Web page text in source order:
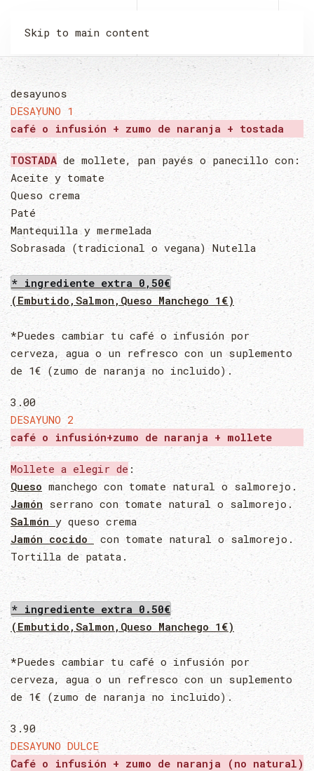
Skip to main content
LA MALQUERIDA
desayunos
DESAYUNO 1
café o infusión + zumo de naranja + tostada
TOSTADA de mollete, pan payés o panecillo con:
Aceite y tomate
Queso crema
Paté
Mantequilla y mermelada
Sobrasada (tradicional o vegana) Nutella
* ingrediente extra 0,50€
(Embutido,Salmon,Queso Manchego 1€)
*Puedes cambiar tu café o infusión por
cerveza, agua o un refresco con un suplemento
de 1€ (zumo de naranja no incluido).
3.00
DESAYUNO 2
café o infusión+zumo de naranja + mollete
Mollete a elegir de :
Queso manchego con tomate natural o salmorejo.
Jamón serrano con tomate natural o salmorejo.
Salmón y queso crema
Jamón cocido con tomate natural o salmorejo.
Tortilla de patata.
* ingrediente extra 0.50€
(Embutido,Salmon,Queso Manchego 1€)
*Puedes cambiar tu café o infusión por
cerveza, agua o un refresco con un suplemento
de 1€ (zumo de naranja no incluido).
3.90
DESAYUNO DULCE
Café o infusión + zumo de naranja (no natural)